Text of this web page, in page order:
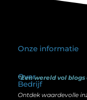
Over
Bedrijf
“Een wereld vol
Ontdek waardevolle
Onze informatie